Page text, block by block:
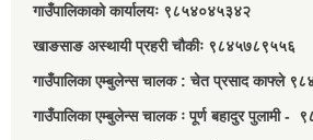
गाउँपालिकाको कार्यालयः ९८५४०४५३४२
खाङसाङ अस्थायी प्रहरी चौकीः ९८४५७८९५५६
गाउँपालिका एम्बुलेन्स चालक : चेत प्रसाद काफ्ले
गाउँपालिका एम्बुलेन्स चालक ः पूर्ण बहादुर पुलामी -